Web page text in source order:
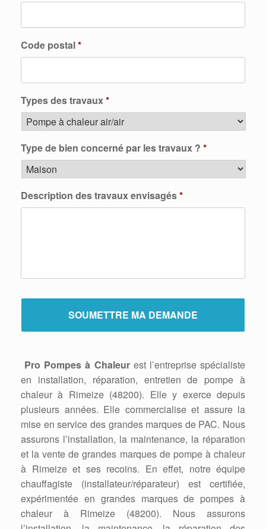
Code postal*
Types des travaux*
Type de bien concerné par les travaux ? *
Description des travaux envisagés*
Pro Pompes à Chaleurest l’entreprise spécialiste
en installation, réparation, entretien de pompe à
chaleur à Rimeize (48200). Elle y exerce depuis
plusieurs années. Elle commercialise et assure la
mise en service des grandes marques de PAC. Nous
assurons l’installation, la maintenance, la réparation
et la vente de grandes marques de pompe à chaleur
à Rimeize et ses recoins. En effet, notre équipe
chauffagiste (installateur/réparateur) est certifiée,
expérimentée en grandes marques de pompes à
chaleur à Rimeize (48200). Nous assurons